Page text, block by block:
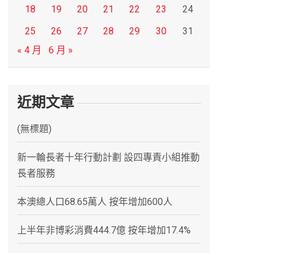
18
19 20 21 22 23
24
25
26 27 28 29 30
31
« 4 月
6 月 »
近期文章
(無標題)
新一輪長者十年行動計劃 設四專責小組推動
長者服務
本澳總人口68.65萬人 按年增加600人
上半年非博彩消費444.7億 按年增加17.4%